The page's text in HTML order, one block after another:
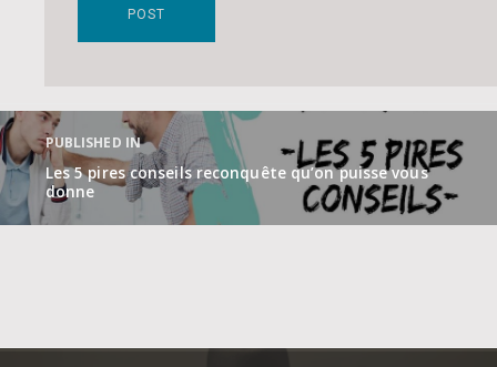
Navigation
de
l’article
PUBLISHED IN
Les 5 pires conseils reconquête qu’on puisse vous
donne